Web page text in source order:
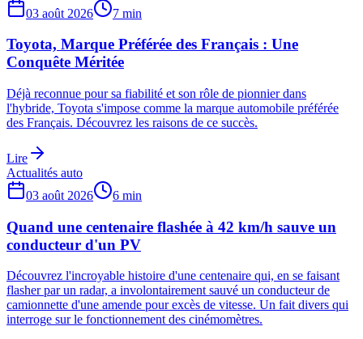
03 août 2026
7 min
Toyota, Marque Préférée des Français : Une
Conquête Méritée
Déjà reconnue pour sa fiabilité et son rôle de pionnier dans
l'hybride, Toyota s'impose comme la marque automobile préférée
des Français. Découvrez les raisons de ce succès.
Lire
Actualités auto
03 août 2026
6 min
Quand une centenaire flashée à 42 km/h sauve un
conducteur d'un PV
Découvrez l'incroyable histoire d'une centenaire qui, en se faisant
flasher par un radar, a involontairement sauvé un conducteur de
camionnette d'une amende pour excès de vitesse. Un fait divers qui
interroge sur le fonctionnement des cinémomètres.